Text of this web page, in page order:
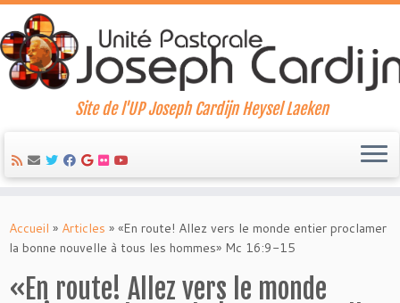
to
content
Site de l'UP Joseph Cardijn Heysel Laeken
Accueil » Articles » «En route! Allez vers le monde entier proclamer
la bonne nouvelle à tous les hommes» Mc 16:9-15
«En route! Allez vers le monde